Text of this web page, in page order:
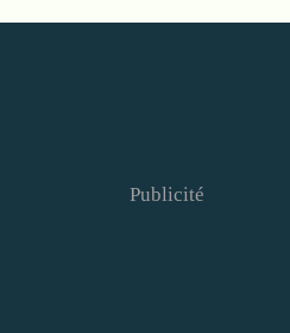
Publicité